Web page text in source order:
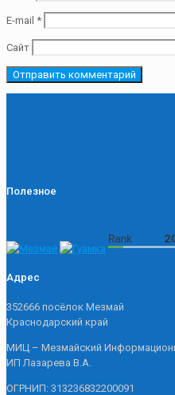
E-mail *
Сайт
Полезное
Адрес
352666 посёлок Мезмай
Краснодарский край
МИЦ – Мезмайский
ИП Лазарева В.А.
ОГРНИП: 313236832200091